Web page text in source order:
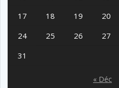
17
18 19 20
24
25 26 27
31
« Déc